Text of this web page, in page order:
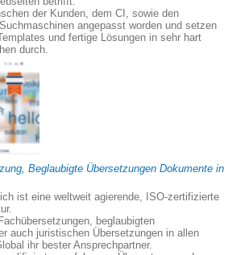
der Kunden, dem CI, sowie den
angepasst worden und setzen
und fertige Lösungen in sehr hart
durch.
Beglaubigte Übersetzungen Dokumente in
ist eine weltweit agierende, ISO-zertifizierte
beglaubigten
auch juristischen Übersetzungen in allen
ihr bester Ansprechpartner.